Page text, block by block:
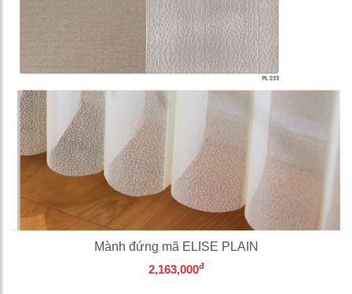
Mành đứng mã ELISE PLAIN
2,163,000đ